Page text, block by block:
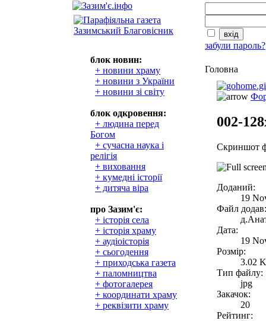
блок новин:
+ новини храму
+ новини з України
+ новини зі світу
блок одкровення:
+ людина перед
Богом
+ сучасна наука і
релігія
+ виховання
+ кумедні історії
+ дитяча віра
про Зазим'є:
+ історія села
+ історія храму
+ аудіоісторія
+ сьогодення
+ приходська газета
+ паломництва
+ фотогалерея
+ координати храму
+ реквізити храму
забули пароль?
Головна
002-
Скриншот
Доданий:
19
Файл додав:
Дата:
19
Розмір:
3.02
Тип файлу:
jpg
Закачок:
20
Рейтинг: